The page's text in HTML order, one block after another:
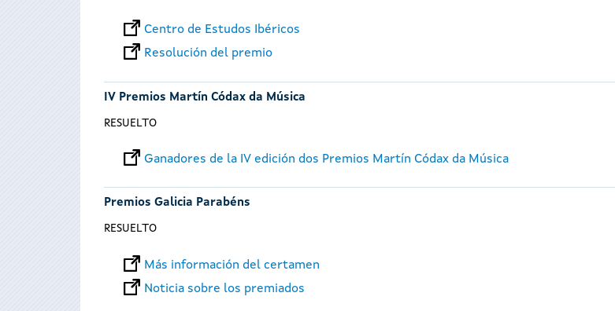
Centro de Estudos Ibéricos
Resolución del premio
IV Premios Martín Códax da Música
RESUELTO
Ganadores de la IV edición dos Premios Martín Códax da Música
Premios Galicia Parabéns
RESUELTO
Más información del certamen
Noticia sobre los premiados